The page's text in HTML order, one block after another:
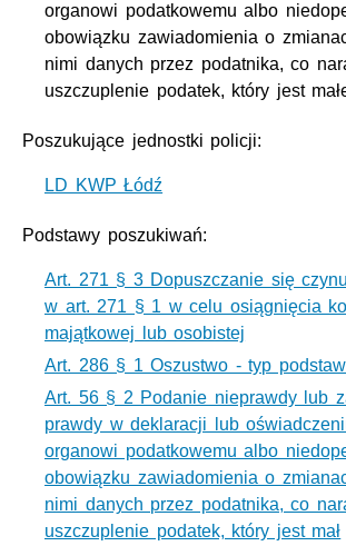
organowi podatkowemu albo
obowiązku zawiadomienia o
nimi danych przez podatnika, co
uszczuplenie podatek, który jest
Poszukujące jednostki policji:
LD KWP Łódź
Podstawy poszukiwań:
Art. 271 § 3 Dopuszczanie się
w art. 271 § 1 w celu osiągnięcia
majątkowej lub osobistej
Art. 286 § 1 Oszustwo - typ
Art. 56 § 2 Podanie nieprawdy lub
prawdy w deklaracji lub
organowi podatkowemu albo
obowiązku zawiadomienia o
nimi danych przez podatnika, co
uszczuplenie podatek, który jest mał